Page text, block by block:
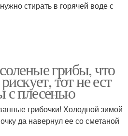
стирать в горячей воде с
грибы, что
тот не ест
с плесенью
грибочки! Холодной зимой
да навернул ее со сметаной